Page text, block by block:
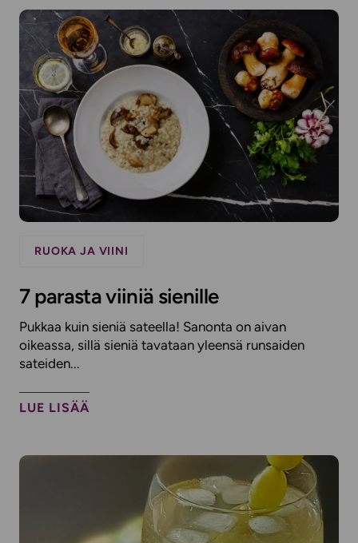
RUOKA JA VIINI
7 parasta viiniä sienille
Pukkaa kuin sieniä sateella! Sanonta on aivan
oikeassa, sillä sieniä tavataan yleensä runsaiden
sateiden...
LUE LISÄÄ